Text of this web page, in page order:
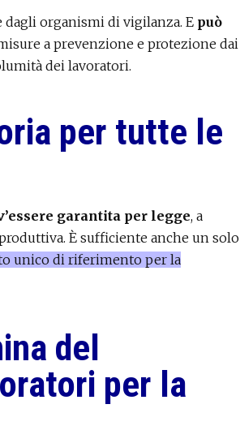
dagli organismi di vigilanza. E può
a prevenzione e protezione dai
dei lavoratori.
per tutte le
garantita per legge, a
È sufficiente anche un solo
unico di riferimento per la
del
per la